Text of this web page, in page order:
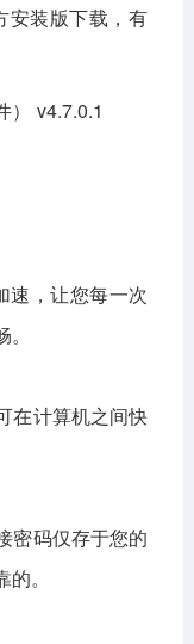
社交通讯
金融理财
应用软件
安装版下载，有
速，让您每一次
在计算机之间快
密码仅存于您的
。